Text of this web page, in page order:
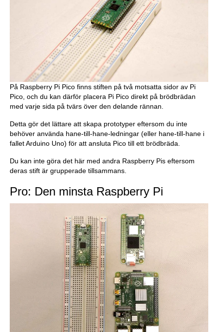
På Raspberry Pi Pico finns stiften på två motsatta sidor av Pi
Pico, och du kan därför placera Pi Pico direkt på brödbrädan
med varje sida på tvärs över den delande rännan.
Detta gör det lättare att skapa prototyper eftersom du inte
behöver använda hane-till-hane-ledningar (eller hane-till-hane i
fallet Arduino Uno) för att ansluta Pico till ett brödbräda.
Du kan inte göra det här med andra Raspberry Pis eftersom
deras stift är grupperade tillsammans.
Pro: Den minsta Raspberry Pi